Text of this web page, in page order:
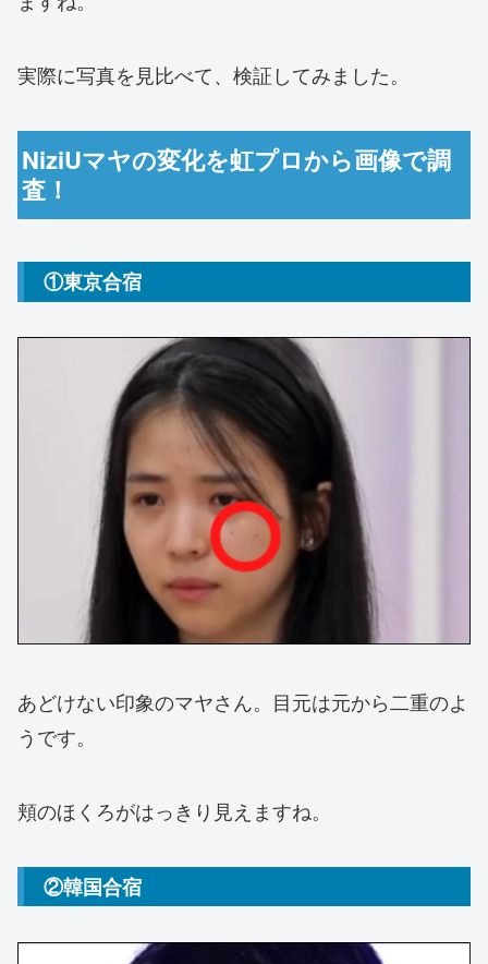
実際に写真を見比べて、検証してみました。
NiziUマヤの変化を虹プロから画像で調
査！
①東京合宿
あどけない印象のマヤさん。目元は元から二重のよ
うです。
頬のほくろがはっきり見えますね。
②韓国合宿